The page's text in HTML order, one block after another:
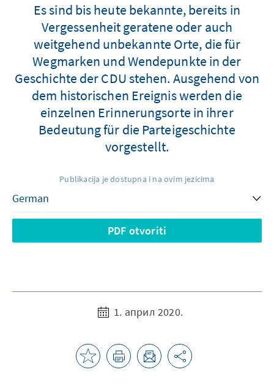
Es sind bis heute bekannte, bereits in
Vergessenheit geratene oder auch
weitgehend unbekannte Orte, die für
Wegmarken und Wendepunkte in der
Geschichte der CDU stehen. Ausgehend von
dem historischen Ereignis werden die
einzelnen Erinnerungsorte in ihrer
Bedeutung für die Parteigeschichte
vorgestellt.
Publikacija je dostupna i na ovim jezicima
PDF otvoriti
1. април 2020.